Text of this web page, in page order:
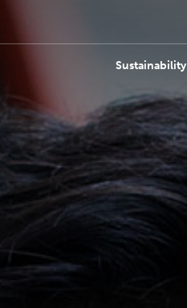
Sustainability